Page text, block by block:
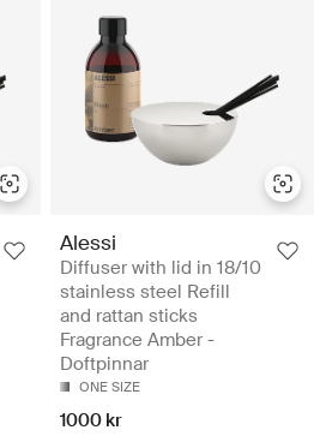
Alessi
Diffuser with lid in 18/10
stainless steel Refill
and rattan sticks
Fragrance Amber -
Doftpinnar
ONE SIZE
1000 kr